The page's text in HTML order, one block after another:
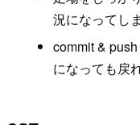
況になってし
commit &
になっても戻